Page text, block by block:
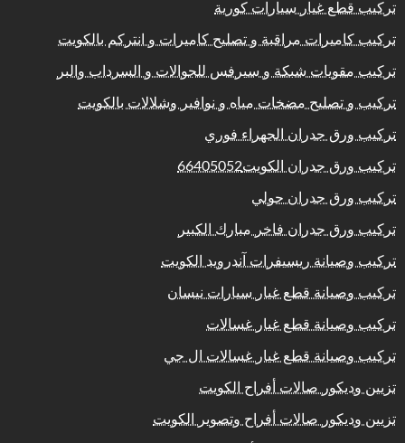
تركيب قطع غيار سيارات كورية
تركيب كاميرات مراقبة و تصليح كاميرات و انتركم بالكويت
تركيب مقويات شبكة و سيرفس للجوالات و السرداب والبر
تركيب و تصليح مضخات مياه و نوافير وشلالات بالكويت
تركيب ورق جدران الجهراء فوري
تركيب ورق جدران الكويت66405052
تركيب ورق جدران حولي
تركيب ورق جدران فاخر مبارك الكبير
تركيب وصيانة ريسيفرات آندرويد الكويت
تركيب وصيانة قطع غيار سيارات نيسان
تركيب وصيانة قطع غيار غسالات
تركيب وصيانة قطع غيار غسالات ال جي
تزيين وديكور صالات أفراح الكويت
تزيين وديكور صالات أفراح وتصوير الكويت